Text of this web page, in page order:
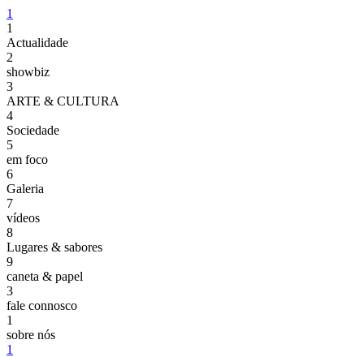
1
1
Actualidade
2
showbiz
3
ARTE & CULTURA
4
Sociedade
5
em foco
6
Galeria
7
vídeos
8
Lugares & sabores
9
caneta & papel
3
fale connosco
1
sobre nós
1